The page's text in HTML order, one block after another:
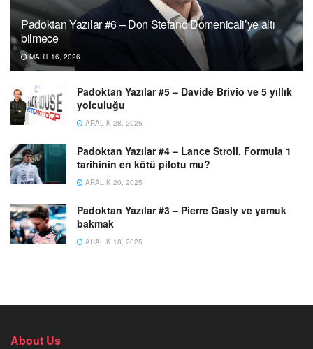
Padoktan Yazılar #6 – Don Stefano Domenicali’ye altı
bilmece
MART 16, 2026
Padoktan Yazılar #5 – Davide Brivio ve 5 yıllık
yolculuğu
ARALIK 28, 2025
Padoktan Yazılar #4 – Lance Stroll, Formula 1
tarihinin en kötü pilotu mu?
ARALIK 20, 2025
Padoktan Yazılar #3 – Pierre Gasly ve yamuk
bakmak
ARALIK 18, 2025
About Us